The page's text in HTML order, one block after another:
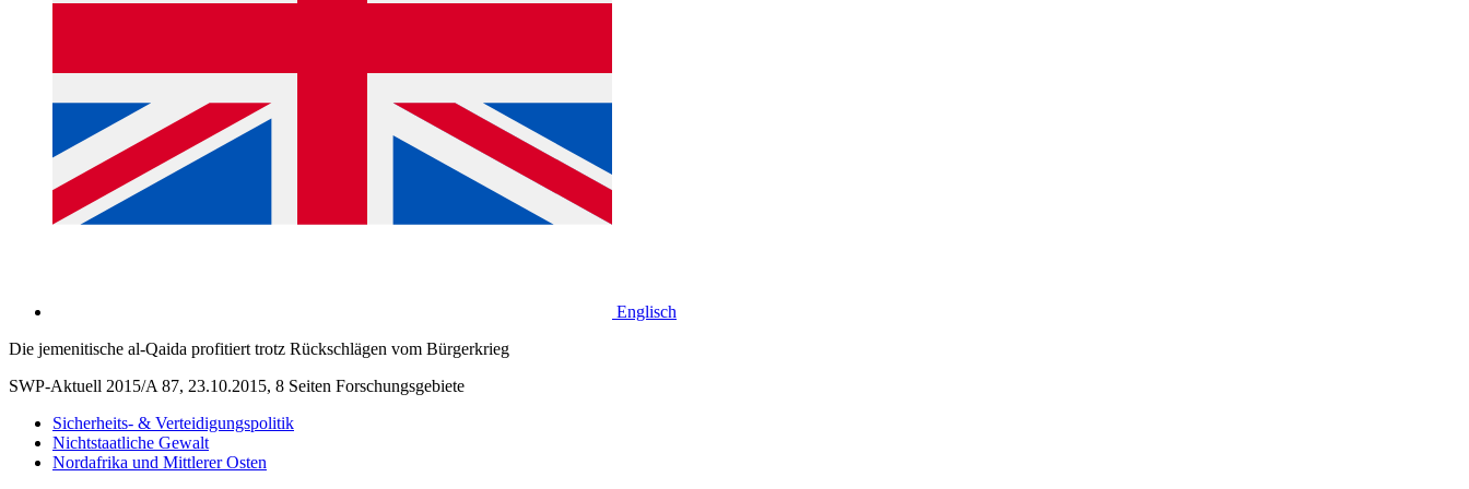
Englisch
Die jemenitische al-Qaida profitiert trotz Rückschlägen vom Bürgerkrieg
SWP-Aktuell 2015/A 87, 23.10.2015, 8 Seiten Forschungsgebiete
Sicherheits- & Verteidigungspolitik
Nichtstaatliche Gewalt
Nordafrika und Mittlerer Osten